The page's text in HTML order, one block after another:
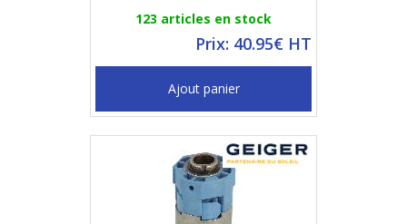
123 articles en stock
Prix: 40.95€ HT
Ajout panier